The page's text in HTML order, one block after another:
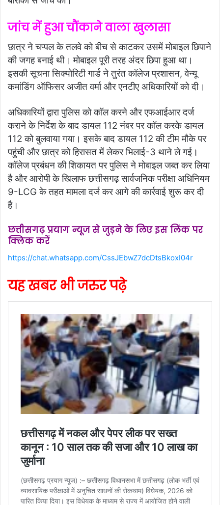
जांच में हुआ चौंकाने वाला खुलासा
छात्र ने चप्पल के तलवे को बीच से काटकर उसमें मोबाइल छिपाने
की जगह बनाई थी। मोबाइल पूरी तरह अंदर छिपा हुआ था।
इसकी सूचना सिक्योरिटी गार्ड ने तुरंत कॉलेज प्रशासन, वेन्यू
कमांडिंग ऑफिसर अजीत वर्मा और एनटीए अधिकारियों को दी।
अधिकारियों द्वारा पुलिस को कॉल करने और एफआईआर दर्ज
कराने के निर्देश के बाद डायल 112 नंबर पर कॉल करके डायल
112 को बुलवाया गया।इसके बाद डायल 112 की टीम मौके पर
पहुंची और छात्र को हिरासत में लेकर भिलाई-3 थाने ले गई।
कॉलेज प्रबंधन की शिकायत पर पुलिस ने मोबाइल जब्त कर लिया
है और आरोपी के खिलाफ छत्तीसगढ़ सार्वजनिक परीक्षा अधिनियम
9-LCG के तहत मामला दर्ज कर आगे की कार्रवाई शुरू कर दी
है।
छत्तीसगढ़ प्रयाग न्यूज से जुड़ने के लिए इस लिंक पर
क्लिक करें
https://chat.whatsapp.com/CssJEbwZ7dcDtsBkoxI04r
यह खबर भी जरुर पढ़े